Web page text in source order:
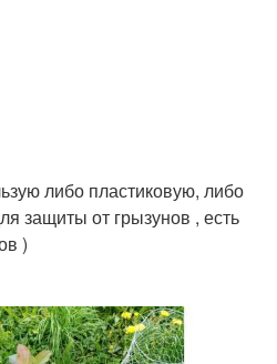
либо пластиковую, либо
защиты от грызунов , есть
)